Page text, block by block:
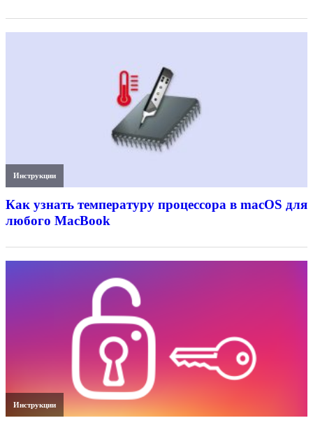
Инструкции
Как узнать температуру процессора в macOS для
любого MacBook
Инструкции